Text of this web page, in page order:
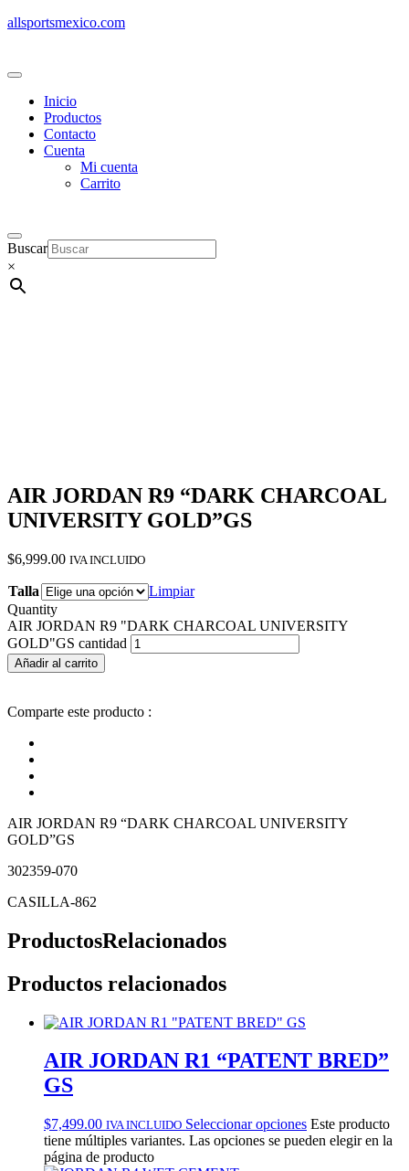
allsportsmexico.com
Inicio
Productos
Contacto
Cuenta
Mi cuenta
Carrito
Buscar
×
AIR JORDAN R9 “DARK CHARCOAL
UNIVERSITY GOLD”GS
$6,999.00 IVA INCLUIDO
Talla
Limpiar
Quantity
AIR JORDAN R9 "DARK CHARCOAL UNIVERSITY
GOLD"GS cantidad
Añadir al carrito
Comparte este producto :
AIR JORDAN R9 “DARK CHARCOAL UNIVERSITY
GOLD”GS
302359-070
CASILLA-862
ProductosRelacionados
Productos relacionados
AIR JORDAN R1 “PATENT BRED”
GS
$7,499.00 IVA INCLUIDO Seleccionar opciones Este producto
tiene múltiples variantes. Las opciones se pueden elegir en la
página de producto